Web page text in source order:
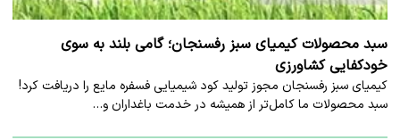
سبد محصولات کیمیای سبز رفسنجان؛ گامی بلند به سوی
خودکفایی کشاورزی
کیمیای سبز رفسنجان مجوز تولید کود شیمیایی فسفره مایع را دریافت کرد!
سبد محصولات ما کامل‌تر از همیشه در خدمت باغداران و…